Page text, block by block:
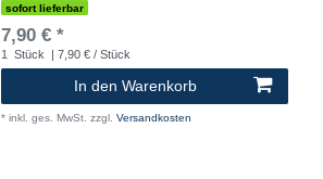
sofort lieferbar
7,90 € *
1 Stück | 7,90 € / Stück
In den Warenkorb
* inkl. ges. MwSt. zzgl. Versandkosten